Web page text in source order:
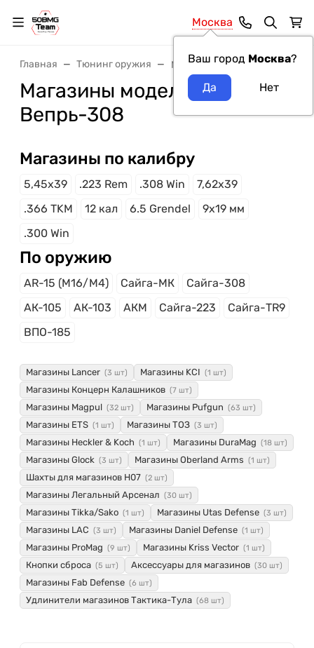
Москва
Ваш город Москва?
Главная Тюнинг оружия Магазины
Магазины модель оружия
Вепрь-308
Магазины по калибру
5,45x39 .223 Rem .308 Win
7,62x39
.366 TKM
12 кал 6.5 Grendel
9x19 мм
.300 Win
По оружию
AR-15 (M16/M4) Сайга-МК
Сайга-308
АК-105
АК-103 АКМ Сайга-223
Сайга-TR9
ВПО-185
Магазины Lancer (3 шт) Магазины KCI (1 шт)
Магазины Концерн Калашников (7 шт)
Магазины Magpul (32 шт) Магазины Pufgun (63 шт)
Магазины ETS (1 шт) Магазины ТОЗ (3 шт)
Магазины Heckler & Koch (1 шт) Магазины DuraMag (18 шт)
Магазины Glock (3 шт) Магазины Oberland Arms (1 шт)
Шахты для магазинов H07 (2 шт)
Магазины Легальный Арсенал (30 шт)
Магазины Tikka/Sako (1 шт) Магазины Utas Defense (3 шт)
Магазины LAC (3 шт) Магазины Daniel Defense (1 шт)
Магазины ProMag (9 шт) Магазины Kriss Vector (1 шт)
Кнопки сброса (5 шт) Аксессуары для магазинов (30 шт)
Магазины Fab Defense (6 шт)
Удлинители магазинов Тактика-Тула (68 шт)